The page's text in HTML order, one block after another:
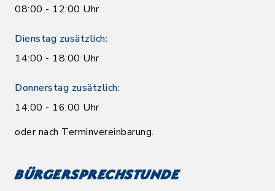
08:00 - 12:00 Uhr
Dienstag zusätzlich:
14:00 - 18:00 Uhr
Donnerstag zusätzlich:
14:00 - 16:00 Uhr
oder nach Terminvereinbarung.
Bürgersprechstunde